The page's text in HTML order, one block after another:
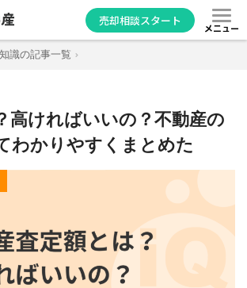
売却相談スタート
メニュー
識の記事一覧
高ければいいの？不動産の
わかりやすくまとめた